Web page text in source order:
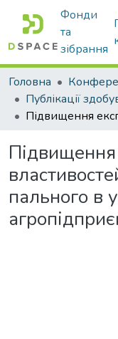
Фонди
та
зібрання
Головна
Підвищення
пального в